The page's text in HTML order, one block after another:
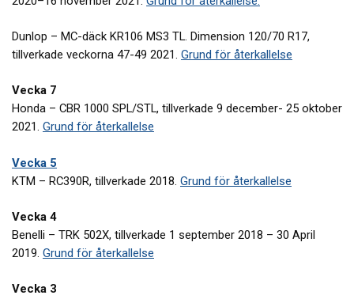
Dunlop – MC-däck KR106 MS3 TL. Dimension 120/70 R17,
tillverkade veckorna 47-49 2021. Grund för återkallelse
Vecka 7
Honda – CBR 1000 SPL/STL, tillverkade 9 december- 25 oktober
2021. Grund för återkallelse
Vecka 5
KTM – RC390R, tillverkade 2018. Grund för återkallelse
Vecka 4
Benelli – TRK 502X, tillverkade 1 september 2018 – 30 April
2019. Grund för återkallelse
Vecka 3